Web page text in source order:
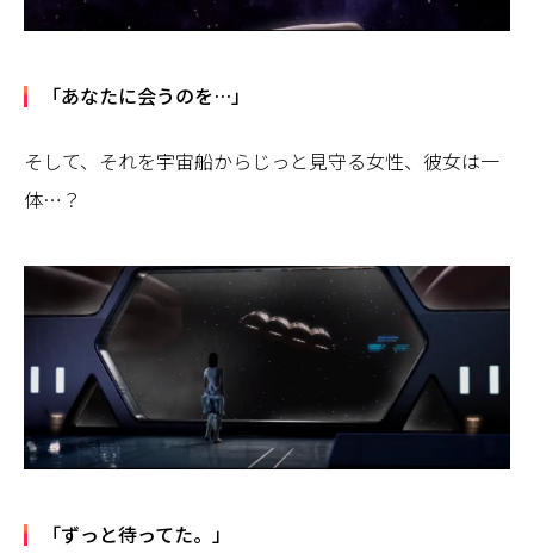
「あなたに会うのを…」
そして、それを宇宙船からじっと見守る女性、彼女は一
体…？
「ずっと待ってた。」